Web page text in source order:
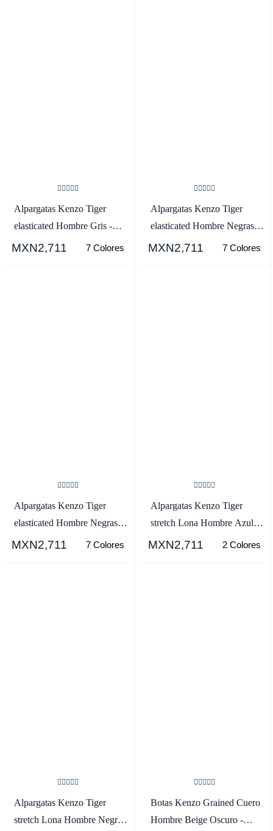
Alpargatas Kenzo Tiger
elasticated Hombre Gris -
SKU.3806473
MXN2,711 7 Colores
Alpargatas Kenzo Tiger
elasticated Hombre Negras -
SKU.2281460
MXN2,711 7 Colores
Alpargatas Kenzo Tiger
elasticated Hombre Negras -
SKU.5994818
MXN2,711 7 Colores
Alpargatas Kenzo Tiger
stretch Lona Hombre Azul
Marino Azules -
MXN2,711 2 Colores
Alpargatas Kenzo Tiger
stretch Lona Hombre Negras
Botas Kenzo Grained Cuero
Hombre Beige Oscuro -